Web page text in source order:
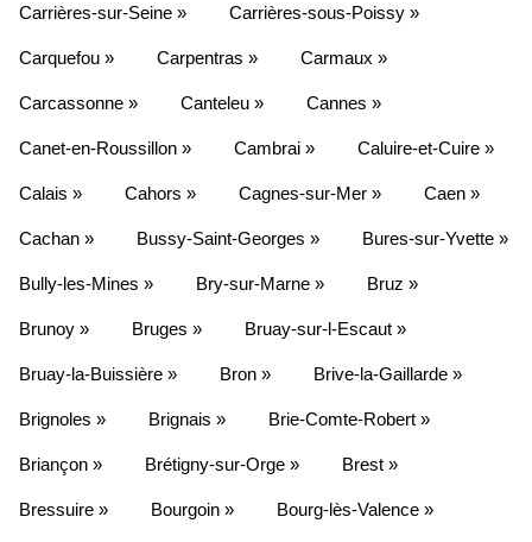
Carrières-sur-Seine » Carrières-sous-Poissy »
Carquefou » Carpentras » Carmaux »
Carcassonne » Canteleu » Cannes »
Canet-en-Roussillon » Cambrai » Caluire-et-Cuire »
Calais » Cahors » Cagnes-sur-Mer » Caen »
Cachan » Bussy-Saint-Georges » Bures-sur-Yvette »
Bully-les-Mines » Bry-sur-Marne » Bruz »
Brunoy » Bruges » Bruay-sur-l-Escaut »
Bruay-la-Buissière » Bron » Brive-la-Gaillarde »
Brignoles » Brignais » Brie-Comte-Robert »
Briançon » Brétigny-sur-Orge » Brest »
Bressuire » Bourgoin » Bourg-lès-Valence »